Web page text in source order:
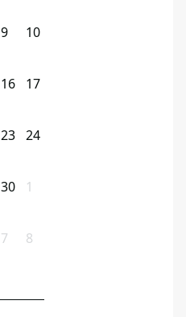
9 10
16 17
23 24
30 1
7 8